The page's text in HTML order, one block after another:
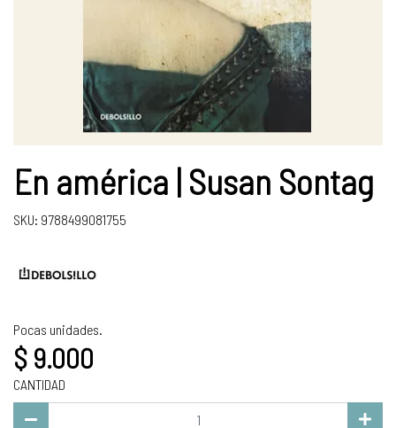
En américa | Susan Sontag
SKU: 9788499081755
Pocas unidades.
$ 9.000
CANTIDAD